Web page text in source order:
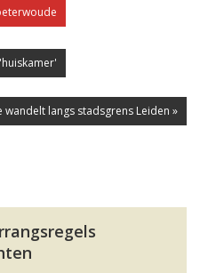
wandelt langs stadsgrens Leiden »